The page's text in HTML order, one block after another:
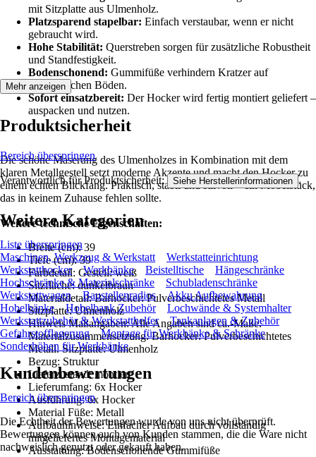
mit Sitzplatte aus Ulmenholz.
Platzsparend stapelbar: Einfach verstaubar, wenn er nicht
gebraucht wird.
Hohe Stabilität: Querstreben sorgen für zusätzliche Robustheit
und Standfestigkeit.
Bodenschonend: Gummifüße verhindern Kratzer auf
empfindlichen Böden.
Sofort einsatzbereit: Der Hocker wird fertig montiert geliefert –
auspacken und nutzen.
Die schöne Maserung des Ulmenholzes in Kombination mit dem
klaren Metallgestell setzt moderne Akzente und macht den Hocker zu
einem echten Blickfang. Praktisch, stabil und stilvoll – ein Möbelstück,
das in keinem Zuhause fehlen sollte.
Weitere technische Eigenschaften:
Breite (cm): 39
Tiefe (cm): 39
Farbdetail: Gestell: weiß
Sitzfläche: dunkelbraun
Materialdetail: Barhocker: Pulverbeschichtetes Metall
Sitzplatte: Ulmenholz
Hinweis Maßangaben: Alle Angaben sind ca.-Maße.
Materialzusammensetzung: Barhocker: Pulverbeschichtetes
Metall. Sitzplatte: Ulmenholz
Bezug: Struktur
Lieferzustand: montiert
Lieferumfang: 6x Hocker
Ausführung: 6x Hocker
Material Füße: Metall
Aufbauhinweise: Einfacher Aufbau durch vollständig
mitgeliefertes Montagematerial
Ausstattung: Bodenschonende Gummifüße
Mehr anzeigen
Produktsicherheit
Bereich überspringen
Verantwortlich für Produktsicherheit: Siehe Herstellerinformationen .
Weitere Kategorien
Liste überspringen
Maschinen, Werkzeug & Werkstatt
Werkstatteinrichtung
Werkstatthocker
Werkbänke Beistelltische
Hängeschränke
Hochschränke & Materialschränke
Schubladenschränke
Werkstattwagen
Baustellenradios
Akku Aufbewahrung
Hobelbänke
Hobelbank Zubehör
Lochwände & Systemhalter
Werkstattzubehör & Werkstatthelfer
Tankanlagen & Zubehör
Gefahrstofflagerung
Montage für Werkbänke & Schränke
Sonderhöhen für Werkbänke
Kundenbewertungen
Bereich überspringen
Die Echtheit der Bewertungen wurde von uns nicht überprüft.
Bewertungen können auch von Kunden stammen, die die Ware nicht
nachweislich genutzt oder gekauft haben.